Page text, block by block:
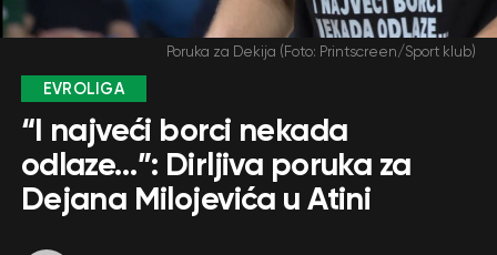
Poruka za Dekija (Foto: Printscreen/Sport klub)
EVROLIGA
“I najveći borci nekada
odlaze…”: Dirljiva poruka za
Dejana Milojevića u Atini